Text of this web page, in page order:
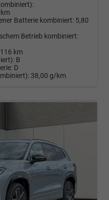
Batterie kombiniert: 5,80
Betrieb kombiniert:
116 km
B
D
38,00 g/km